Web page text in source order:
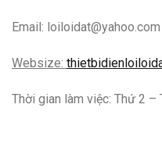
Email: loiloidat@yahoo.com
Websize:
Thời gian làm việc: Thứ 2